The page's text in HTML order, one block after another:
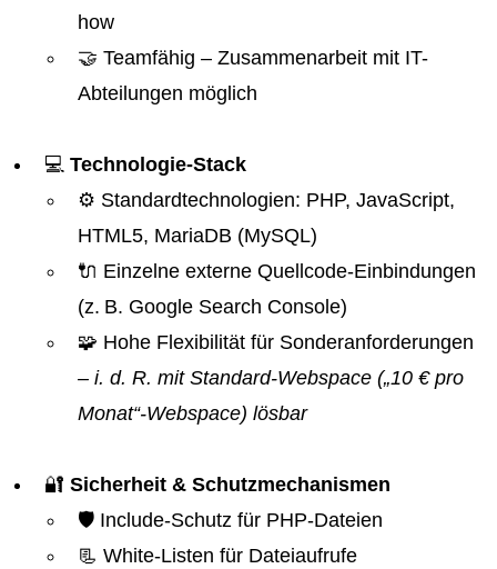
how
🤝 Teamfähig – Zusammenarbeit mit IT-
Abteilungen möglich
💻 Technologie-Stack
⚙️ Standardtechnologien: PHP, JavaScript,
HTML5, MariaDB (MySQL)
🔌 Einzelne externe Quellcode-Einbindungen
(z. B. Google Search Console)
🧩 Hohe Flexibilität für Sonderanforderungen
– i. d. R. mit Standard-Webspace („10 € pro
Monat“-Webspace) lösbar
🔐 Sicherheit & Schutzmechanismen
🛡️ Include-Schutz für PHP-Dateien
📃 White-Listen für Dateiaufrufe